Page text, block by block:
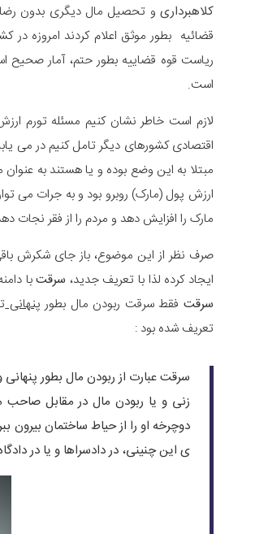
کلاهبرداری
قضائیه بطور موثق اعلام کردند امروزه در
ریاست قوه قضاییه بطور حتم، آمار صحیح
است.
لازم است خاطر نشان کنیم مسئله تورم
اقتصادی کشورهای دیگر تامل کنیم در می
مبتلا به این وضع بوده و یا هستند به
ارزش پول (مارک) روبرو بود و به جرات می
مارک را افزایش دهد و مردم را از فقر نجات
صرف نظر از این موضوع، باز جای شکرش باقی
ایجاد کرده لذا با تعریف جدید، سرقتبا
سرقت فقط سرقت ربودن مال بطور پنهانی
تعریف شده بود :
زنی و یا ربودن مال در مقابل صاحب
دوچرخه او را از حیاط ساختمان بیرون
ی این چنینی، در دادسراها و یا در